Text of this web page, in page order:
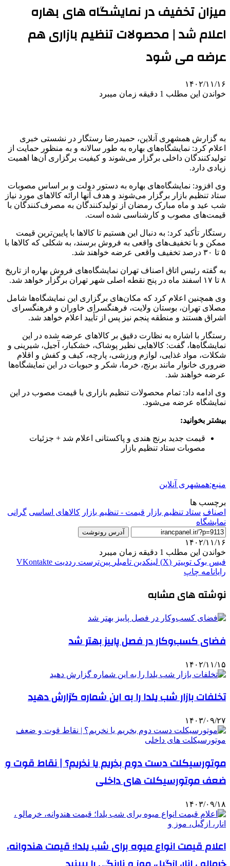
میزان تخفیف در نمایشگاه‌ های بهاره
اعلام شد | محصولات تنظیم بازاری هم
عرضه می شود
۱۴۰۲/۱۱/۱۶
خواندن این مطلب 1 دقیقه زمان میبرد
به گزارش همشهری آنلاین، حمیدرضا رستگار در نشستی خبری
اعلام کرد: نمایشگاه‌های بهاره به طور سالانه و به منظور حمایت از
تولیدکنندگان داخلی برگزار می‌شوند و کیفیت برگزاری آن‌ها اهمیت
زیادی دارد.
وی افزود: نمایشگاه‌های بهاره به دستور دولت و بر اساس مصوبات
ستاد تنظیم بازار برگزار می‌شوند و هدف آنها ارائه کالاهای مورد نیاز
شب عید و ماه مبارک رمضان از تولیدکنندگان به مصرف‌کنندگان با
قیمت‌های مصوب و کارشناسی شده است.
رستگار تأکید کرد: به دنبال این هستیم تا کالاها با پایین‌ترین قیمت
ممکن و با تخفیف‌های واقعی به فروش برسند، به شکلی که کالاها با
۵ تا ۳۰ درصد تخفیف واقعی عرضه خواهند شد.
به گفته رئیس اتاق اصناف تهران نمایشگاه‌های فروش بهاره از تاریخ
۸ تا ۱۷ اسفند ماه در پنج نقطه اصلی شهر تهران برگزار خواهد شد.
وی همچنین اعلام کرد که مکان‌های برگزاری این نمایشگاه‌ها شامل
مصلای تهران، بوستان ولایت، فرهنگسرای خاوران و فرهنگسرای
اشراق هستند و منطقه پنجم نیز پس از تأیید اعلام خواهد شد.
رستگار با اشاره به نظارت دقیق بر کالاهای عرضه شده در این
نمایشگاه‌ها، گفت: کالاهایی نظیر پوشاک، خشکبار، آجیل، شیرینی و
شکلات، مواد غذایی، لوازم ورزشی، پارچه، کیف و کفش و اقلام
ضروری خانوار مانند برنج، خرما، شکر و حبوبات در این نمایشگاه‌ها
عرضه خواهند شد.
وی ادامه داد: تمام محصولات تنظیم بازاری با قیمت مصوب در این
نمایشگاه عرضه می‌شود.
بیشتر بخوانید:
قیمت جدید برنج هندی و پاکستانی اعلام شد + جزئیات
مصوبات ستاد تنظیم بازار
منبع:همشهری آنلاین
برچسب ها
اصناف ستاد تنظيم بازار قیمت - تنظیم بازار کالاهای اساسی گرانی
نمایشگاه
آدرس رونوشت
۱۴۰۲/۱۱/۱۶
خواندن این مطلب 1 دقیقه زمان میبرد
فیس بوک توییتر (X) لینکدین ‫تامبلر ‫پین‌ترست ‫رددیت ‫VKontakte
رایانامه چاپ
نوشته های مشابه
فضای کسب‌وکار در فصل پاییز بهتر شد
۱۴۰۲/۱۱/۱۵
تخلفات بازار شب یلدا را به این شماره گزارش دهید
۱۴۰۳/۰۹/۲۷
موتورسیکلت دست‌ دوم بخریم یا نخریم؟ | نقاط قوت و
ضعف موتورسیکلت‌ های داخلی
۱۴۰۳/۰۹/۱۸
اعلام قیمت انواع میوه برای شب یلدا؛ قیمت هندوانه،